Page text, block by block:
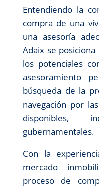
Entendiendo la
compra de una
una asesoría
Adaix se
los potenciales
asesoramiento
búsqueda de la
navegación por
disponibles,
gubernamentales.
Con la
mercado
proceso de